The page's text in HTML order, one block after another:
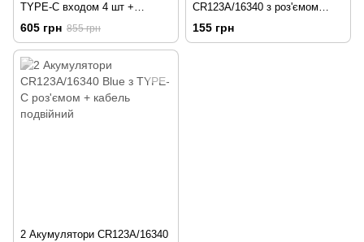
TYPE-C входом 4 шт +
футляр + 2 кабелі зарядки
605 грн 855 грн
CR123A/16340 з роз'ємом
TYPE-C, Синій
155 грн
2 Акумулятори CR123A/16340